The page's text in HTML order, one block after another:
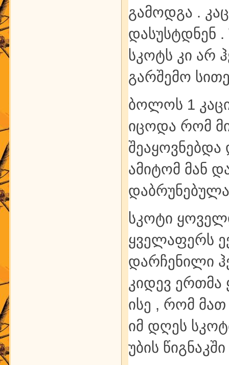
გამოდგა .
დასუსტდნენ .
სკოტს კი არ
გარშემო
ბოლოს 1
იცოდა რომ
ამიტომ მან
სკოტი
ყველაფერს
დარჩენილი
კიდევ ერთმა
ისე , რომ
იმ დღეს
უბის წიგნაკში